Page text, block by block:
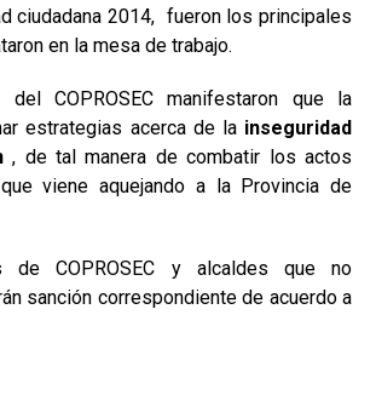
ciudadana 2014, fueron los principales
en la mesa de trabajo.
del COPROSEC manifestaron que la
estrategias acerca de la inseguridad
, de tal manera de combatir los actos
viene aquejando a la Provincia de
de COPROSEC y alcaldes que no
sanción correspondiente de acuerdo a